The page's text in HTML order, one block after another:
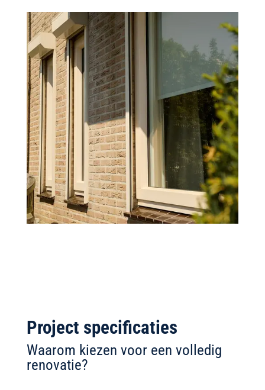
Project specificaties
Waarom kiezen voor een volledig
renovatie?